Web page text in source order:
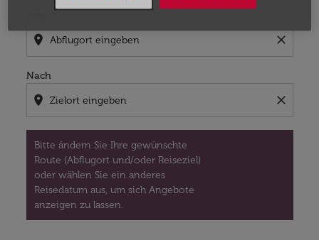
location_on close
Nach
location_on close
Bitte ändern Sie Ihre gewünschte
Route (Abflugort und/oder Reiseziel)
oder wählen Sie ein anderes
Reisedatum aus, um sich Angebote
anzeigen zu lassen.